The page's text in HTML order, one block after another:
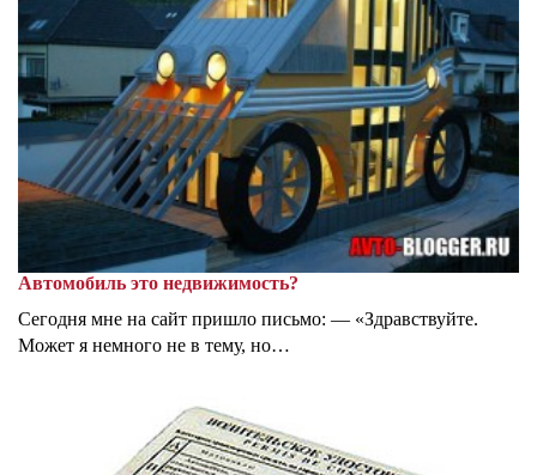
Автомобиль это недвижимость?
Сегодня мне на сайт пришло письмо: — «Здравствуйте.
Может я немного не в тему, но…